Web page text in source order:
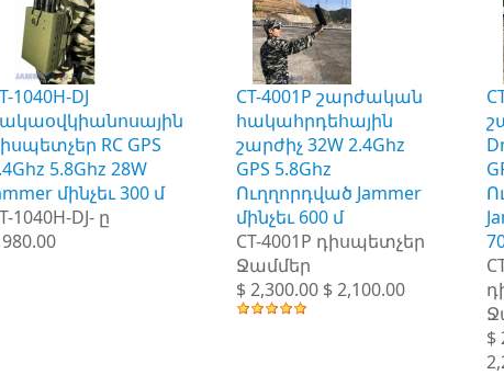
1040H-DJ
RC GPS
5.8Ghz 28W
մինչեւ 300 մ
1040H-DJ- ը
CT-4001P շարժական
հակահրդեհային
շարժիչ 32W 2.4Ghz
GPS 5.8Ghz
Ուղղորդված Jammer
մինչեւ 600 մ
CT-4001P դիսպետչեր
Ջամմեր
$ 2,300.00 $ 2,100.00
$